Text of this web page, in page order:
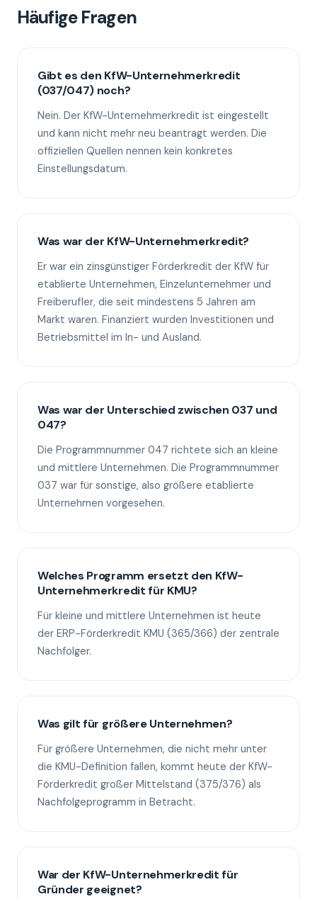
Häufige Fragen
Gibt es den KfW-Unternehmerkredit
(037/047) noch?
Nein. Der KfW-Unternehmerkredit ist eingestellt
und kann nicht mehr neu beantragt werden. Die
offiziellen Quellen nennen kein konkretes
Einstellungsdatum.
Was war der KfW-Unternehmerkredit?
Er war ein zinsgünstiger Förderkredit der KfW für
etablierte Unternehmen, Einzelunternehmer und
Freiberufler, die seit mindestens 5 Jahren am
Markt waren. Finanziert wurden Investitionen und
Betriebsmittel im In- und Ausland.
Was war der Unterschied zwischen 037 und
047?
Die Programmnummer 047 richtete sich an kleine
und mittlere Unternehmen. Die Programmnummer
037 war für sonstige, also größere etablierte
Unternehmen vorgesehen.
Welches Programm ersetzt den KfW-
Unternehmerkredit für KMU?
Für kleine und mittlere Unternehmen ist heute
der ERP-Förderkredit KMU (365/366) der zentrale
Nachfolger.
Was gilt für größere Unternehmen?
Für größere Unternehmen, die nicht mehr unter
die KMU-Definition fallen, kommt heute der KfW-
Förderkredit großer Mittelstand (375/376) als
Nachfolgeprogramm in Betracht.
War der KfW-Unternehmerkredit für
Gründer geeignet?